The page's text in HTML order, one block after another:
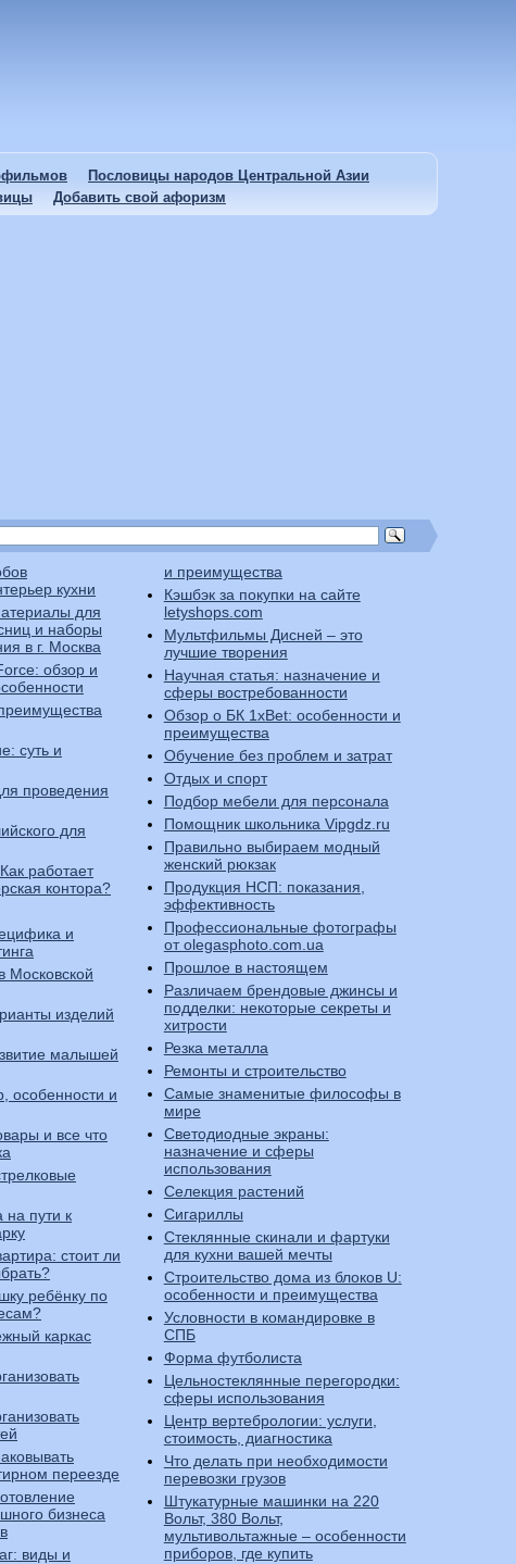
Пословицы народов Центральной Азии
Добавить свой афоризм
кухни
для
и наборы
в г. Москва
обзор и
суть и
проведения
для
работает
контора?
и
изделий
малышей
особенности и
и все что
на пути к
стоит ли
ребёнку по
каркас
переезде
бизнеса
виды и
и преимущества
Кэшбэк за покупки на сайте
letyshops.com
Мультфильмы Дисней – это
лучшие творения
Научная статья: назначение и
сферы востребованности
Обзор о БК 1xBet: особенности и
преимущества
Обучение без проблем и затрат
Отдых и спорт
Подбор мебели для персонала
Помощник школьника Vipgdz.ru
Правильно выбираем модный
женский рюкзак
Продукция НСП: показания,
эффективность
Профессиональные фотографы
от olegasphoto.com.ua
Прошлое в настоящем
Различаем брендовые джинсы и
подделки: некоторые секреты и
хитрости
Резка металла
Ремонты и строительство
Самые знаменитые философы в
мире
Светодиодные экраны:
назначение и сферы
использования
Селекция растений
Сигариллы
Стеклянные скинали и фартуки
для кухни вашей мечты
Строительство дома из блоков U:
особенности и преимущества
Условности в командировке в
СПБ
Форма футболиста
Цельностеклянные перегородки:
сферы использования
Центр вертебрологии: услуги,
стоимость, диагностика
Что делать при необходимости
перевозки грузов
Штукатурные машинки на 220
Вольт, 380 Вольт,
мультивольтажные – особенности
приборов, где купить